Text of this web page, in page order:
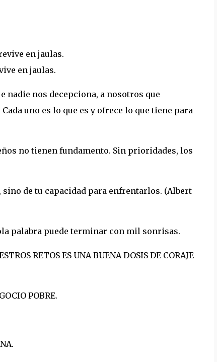
en jaulas.
nadie nos decepciona, a nosotros que
uno es lo que es y ofrece lo que tiene para
no tienen fundamento. Sin prioridades, los
de tu capacidad para enfrentarlos. (Albert
palabra puede terminar con mil sonrisas.
RETOS ES UNA BUENA DOSIS DE CORAJE
POBRE.